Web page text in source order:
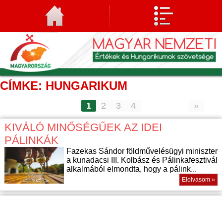
CÍMKE: HUNGARIKUM
1 2 3 4 »
KIVÁLÓ MINŐSÉGŰEK AZ IDEI
PÁLINKÁK
Fazekas Sándor földművelésügyi miniszter
a kunadacsi III. Kolbász és Pálinkafesztivál
alkalmából elmondta, hogy a pálink...
Elolvasom »